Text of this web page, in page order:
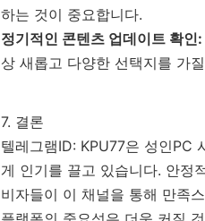
하는 것이 중요합니다.
정기적인 콘텐츠 업데이트 확인:
상 새롭고 다양한 선택지를 가
7. 결론
텔레그램ID: KPU77은 성인PC
게 인기를 끌고 있습니다. 안정
비자들이 이 채널을 통해 만족